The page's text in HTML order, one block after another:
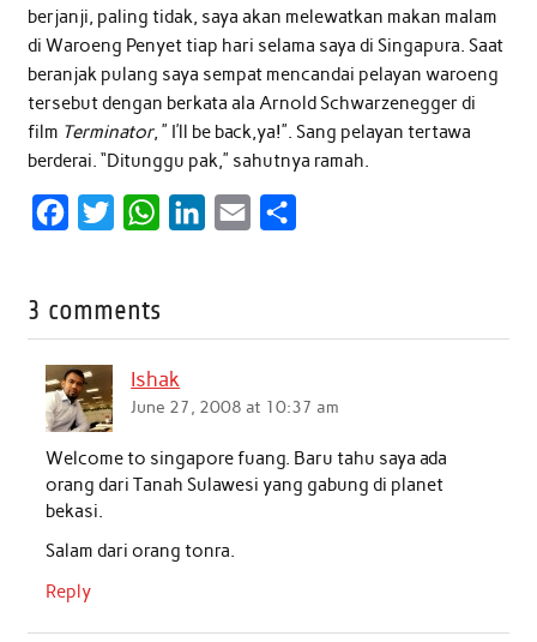
berjanji, paling tidak, saya akan melewatkan makan malam
di Waroeng Penyet tiap hari selama saya di Singapura. Saat
beranjak pulang saya sempat mencandai pelayan waroeng
tersebut dengan berkata ala Arnold Schwarzenegger di
film Terminator, ” I’ll be back,ya!”. Sang pelayan tertawa
berderai. “Ditunggu pak,” sahutnya ramah.
e
o
o
k
t
W
t
A
p
n
3 comments
Ishak
June 27, 2008 at 10:37 am
Welcome to singapore fuang. Baru tahu saya ada
orang dari Tanah Sulawesi yang gabung di planet
bekasi.
Salam dari orang tonra.
Reply